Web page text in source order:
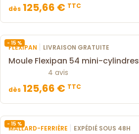
dès 125,66 € TTC
- 15 %
FLEXIPAN | LIVRAISON GRATUITE
Moule Flexipan 54 mini-
4 avis
dès 125,66 € TTC
- 15 %
MALLARD-FERRIÈRE | EXPÉDIÉ SOUS 48H